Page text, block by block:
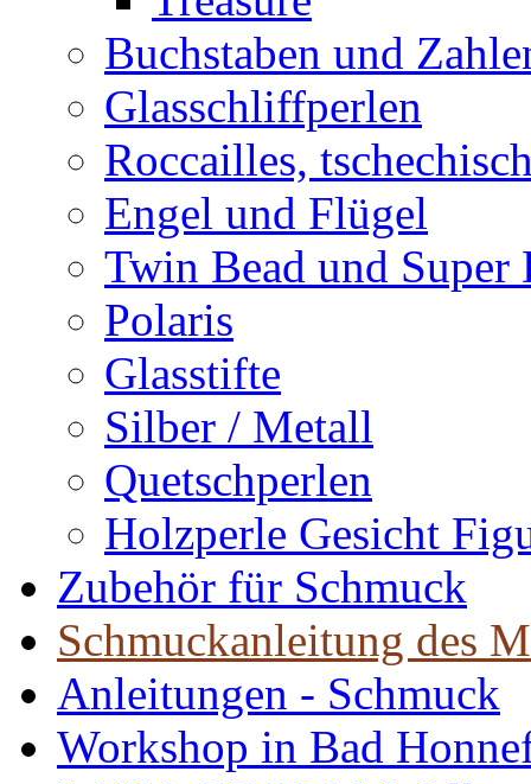
Buchstaben und
Glasschliffperlen
Roccailles,
Engel und Flügel
Twin Bead und Super
Polaris
Glasstifte
Silber / Metall
Quetschperlen
Holzperle Gesicht
Zubehör für Schmuck
Schmuckanleitung des
Anleitungen - Schmuck
Workshop in Bad